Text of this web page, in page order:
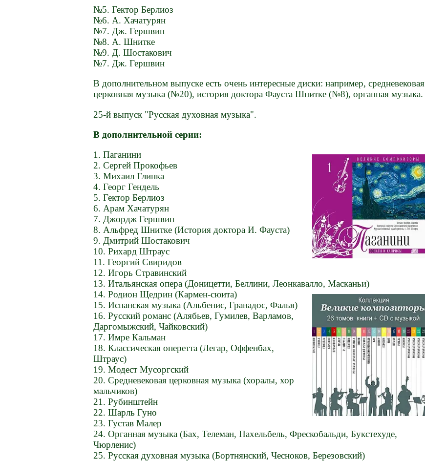
№5. Гектор Берлиоз
№6. А. Хачатурян
№7. Дж. Гершвин
№8. А. Шнитке
№9. Д. Шостакович
№7. Дж. Гершвин
В дополнительном выпуске есть очень интересные диски: например, средневековая
церковная музыка (№20), история доктора Фауста Шнитке (№8), органная музыка.
25-й выпуск "Русская духовная музыка".
В дополнительной серии:
1. Паганини
2. Сергей Прокофьев
3. Михаил Глинка
4. Георг Гендель
5. Гектор Берлиоз
6. Арам Хачатурян
7. Джордж Гершвин
8. Альфред Шнитке (История доктора И. Фауста)
9. Дмитрий Шостакович
10. Рихард Штраус
11. Георгий Свиридов
12. Игорь Стравинский
13. Итальянская опера (Доницетти, Беллини, Леонкавалло, Масканьи)
14. Родион Щедрин (Кармен-сюита)
15. Испанская музыка (Альбенис, Гранадос, Фалья)
16. Русский романс (Алябьев, Гумилев, Варламов,
Даргомыжский, Чайковский)
17. Имре Кальман
18. Классическая оперетта (Легар, Оффенбах,
Штраус)
19. Модест Мусоргский
20. Средневековая церковная музыка (хоралы, хор
мальчиков)
21. Рубинштейн
22. Шарль Гуно
23. Густав Малер
24. Органная музыка (Бах, Телеман, Пахельбель, Фрескобальди, Букстехуде,
Чюрленис)
25. Русская духовная музыка (Бортнянский, Чесноков, Березовский)